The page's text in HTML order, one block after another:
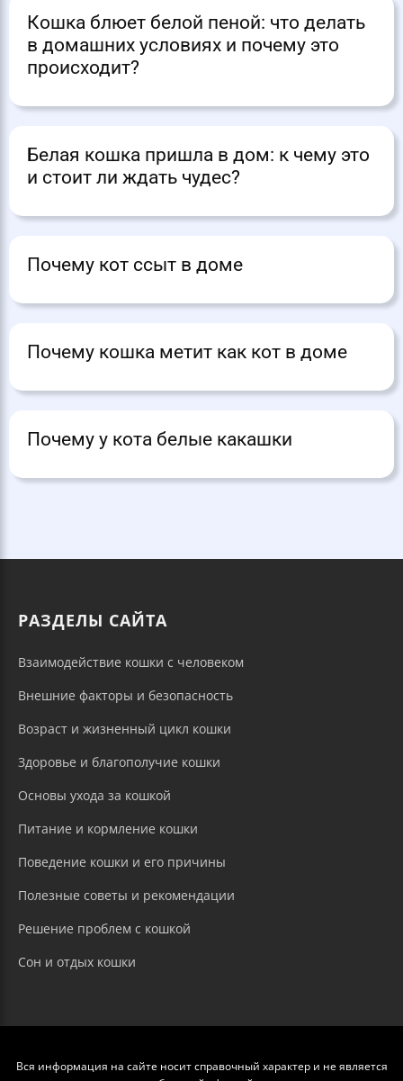
Кошка блюет белой пеной: что делать
в домашних условиях и почему это
происходит?
Белая кошка пришла в дом: к чему это
и стоит ли ждать чудес?
Почему кот ссыт в доме
Почему кошка метит как кот в доме
Почему у кота белые какашки
РАЗДЕЛЫ САЙТА
Взаимодействие кошки с человеком
Внешние факторы и безопасность
Возраст и жизненный цикл кошки
Здоровье и благополучие кошки
Основы ухода за кошкой
Питание и кормление кошки
Поведение кошки и его причины
Полезные советы и рекомендации
Решение проблем с кошкой
Сон и отдых кошки
Вся информация на сайте носит справочный характер и не является